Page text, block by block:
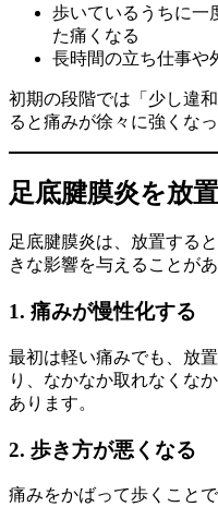
歩いているうちに一
た痛くなる
長時間の立ち仕事や
初期の段階では「少し違
ると痛みが徐々に強くなっ
足底腱膜炎を放
足底腱膜炎は、放置する
きな影響を与えることがあ
1. 痛みが慢性化する
最初は軽い痛みでも、放
り、なかなか取れなくな
あります。
2. 歩き方が悪くなる
痛みをかばって歩くこと